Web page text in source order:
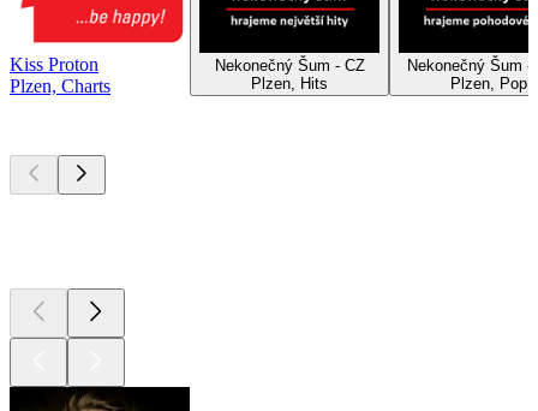
Kiss Proton
Plzen, Charts
Nekonečný Šum - CZ
Plzen, Hits
Nekonečný Šum -
Plzen, Pop